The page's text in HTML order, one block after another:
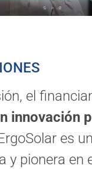
el
innovación
es
y pionera en